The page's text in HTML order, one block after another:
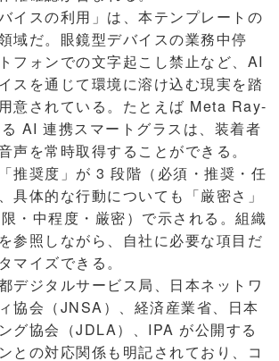
イスの利用」は、本テンプレートの
域だ。眼鏡型デバイスの業務中停
フォンでの文字起こし禁止など、AI
スを通じて環境に溶け込む現実を踏
意されている。たとえば Meta Ray-
AI 連携スマートグラスは、装着者
声を常時取得することができる。
推奨度」が 3 段階（必須・推奨・任
具体的な行動についても「厳密さ」
・中程度・厳密）で示される。組織
参照しながら、自社に必要な項目だ
マイズできる。
デジタルサービス局、日本ネットワ
協会（JNSA）、経済産業省、日本
グ協会（JDLA）、IPA が公開する
との対応関係も明記されており、コ